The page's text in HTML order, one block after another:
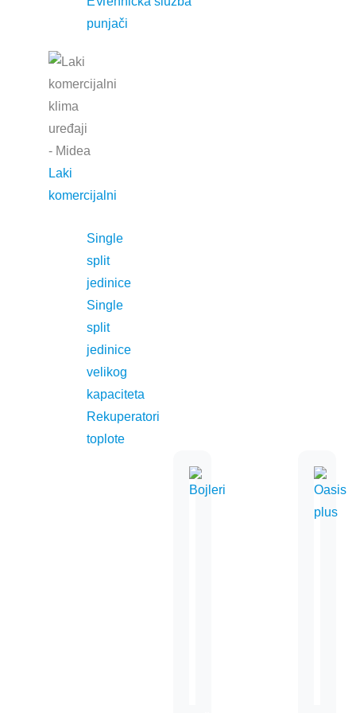
punjači
Laki
komercijalni
Single
split
jedinice
Single
split
jedinice
velikog
kapaciteta
Rekuperatori
toplote